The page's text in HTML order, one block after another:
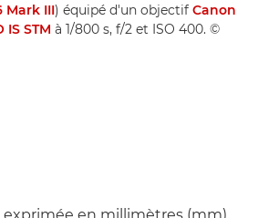
Mark III) équipé d'un objectif Canon
IS STM à 1/800 s, f/2 et ISO 400. ©